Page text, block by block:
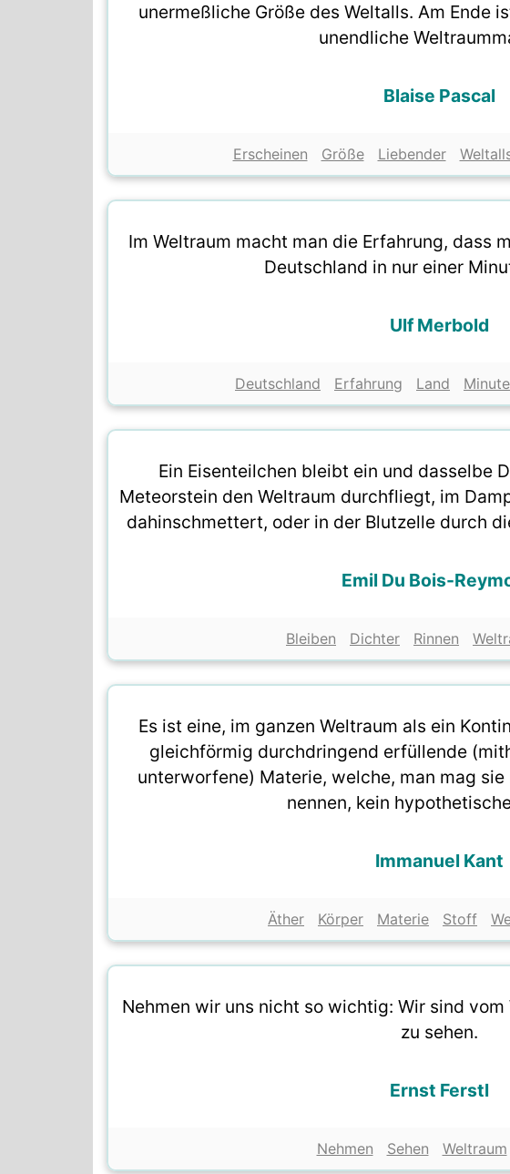
unermeßliche Größe des Weltalls. Am Ende
unendliche
Blaise Pascal
Erscheinen Größe Liebender
Im Weltraum macht man die Erfahrung, dass
Deutschland in nur einer
Ulf Merbold
Deutschland Erfahrung Land Minute
Ein Eisenteilchen bleibt ein und dasselbe
Meteorstein den Weltraum durchfliegt, im
dahinschmettert, oder in der Blutzelle durch
Emil Du Bois-
Bleiben Dichter Rinnen
Es ist eine, im ganzen Weltraum als ein
gleichförmig durchdringend erfüllende
unterworfene) Materie, welche, man mag
nennen, kein
Immanuel Kant
Äther Körper Materie Stoff
Nehmen wir uns nicht so wichtig: Wir sind
zu sehen.
Ernst Ferstl
Nehmen Sehen Weltraum